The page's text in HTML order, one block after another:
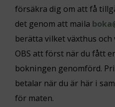
försäkra dig om att få
det genom att maila
berätta vilket växthus
OBS att först när du fått
bokningen genomförd.
betalar när du är här i
för maten.